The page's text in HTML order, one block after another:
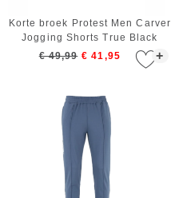
+
Korte broek Protest Men Carver
Jogging Shorts True Black
€ 49,99 € 41,95